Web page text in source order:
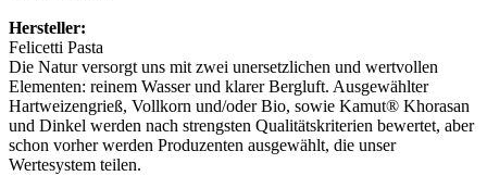
Hersteller:
Felicetti Pasta
Die Natur versorgt uns mit zwei unersetzlichen und wertvollen
Elementen: reinem Wasser und klarer Bergluft. Ausgewählter
Hartweizengrieß, Vollkorn und/oder Bio, sowie Kamut® Khorasan
und Dinkel werden nach strengsten Qualitätskriterien bewertet, aber
schon vorher werden Produzenten ausgewählt, die unser
Wertesystem teilen.